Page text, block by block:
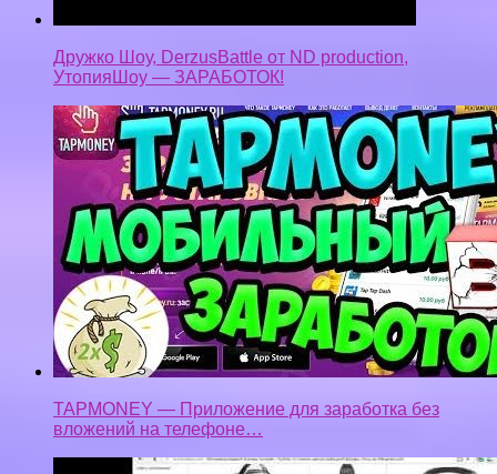
Дружко Шоу, DerzusBattle от ND production,
УтопияШоу — ЗАРАБОТОК!
TAPMONEY — Приложение для заработка без
вложений на телефоне…